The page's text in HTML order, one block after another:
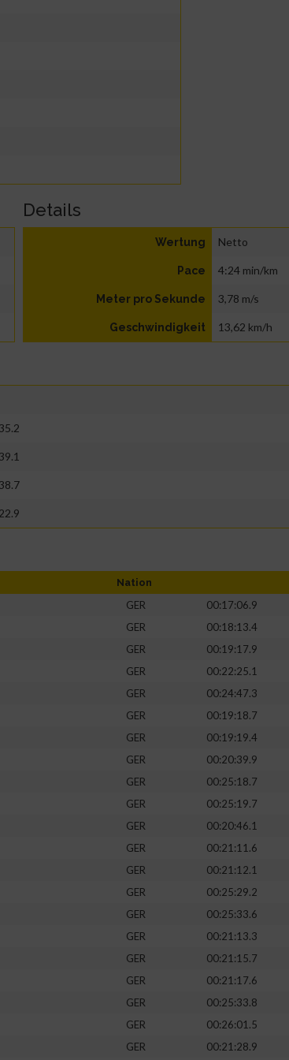
Details
Wertung Netto
Pace 4:24 min/km
Meter pro Sekunde 3,78 m/s
Geschwindigkeit 13,62 km/h
Nation
GER 00:17:06.9
GER
00:18:13.4
GER
00:19:17.9
GER
00:22:25.1
GER
00:24:47.3
GER 00:19:18.7
GER
00:19:19.4
GER
00:20:39.9
GER
00:25:18.7
GER
00:25:19.7
GER 00:20:46.1
GER
00:21:11.6
GER
00:21:12.1
GER
00:25:29.2
GER
00:25:33.6
GER 00:21:13.3
GER
00:21:15.7
GER
00:21:17.6
GER
00:25:33.8
GER
00:26:01.5
GER 00:21:28.9